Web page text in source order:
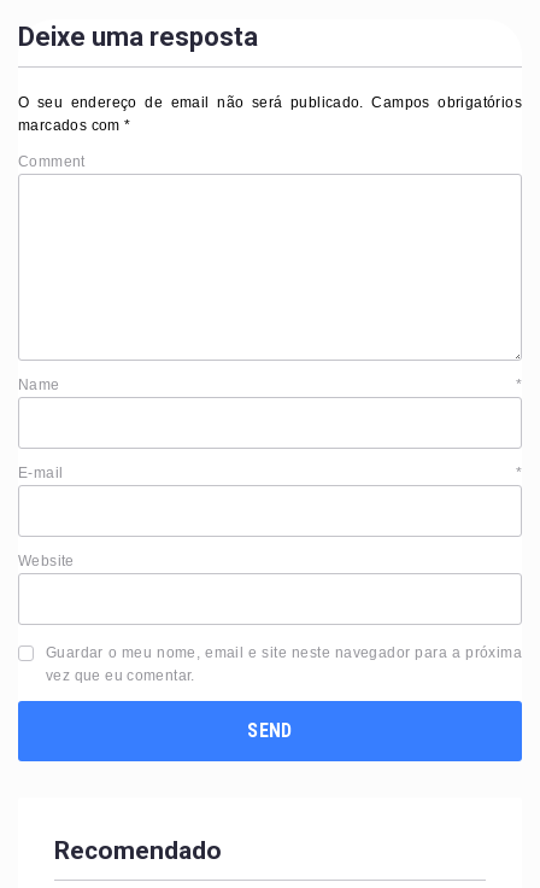
Deixe uma resposta
O seu endereço de email não será publicado.
Campos obrigatórios
marcados com*
Comment
Name *
E-mail *
Website
Guardar o meu nome, email e site neste navegador para a próxima
vez que eu comentar.
Recomendado